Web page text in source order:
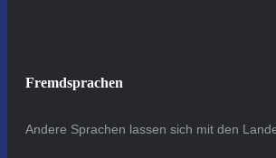
Fremdsprachen
Andere Sprachen lassen sich mit den